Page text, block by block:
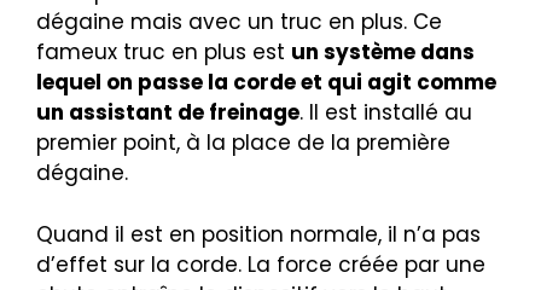
dégaine mais avec un truc en plus. Ce
fameux truc en plus est un système dans
lequel on passe la corde et qui agit comme
un assistant de freinage. Il est installé au
premier point, à la place de la première
dégaine.
Quand il est en position normale, il n’a pas
d’effet sur la corde. La force créée par une